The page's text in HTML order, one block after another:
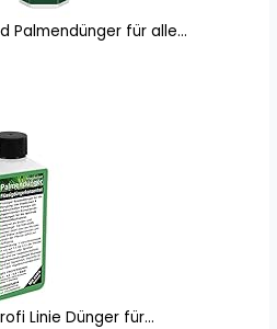
Palmendünger für alle...
Linie Dünger für...